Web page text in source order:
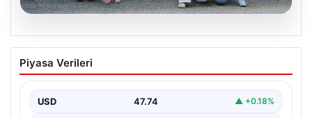
TÜGVA’dan çocuklar için meydan
şenlikleri
Piyasa Verileri
USD 47.74 ▲ +0.18%